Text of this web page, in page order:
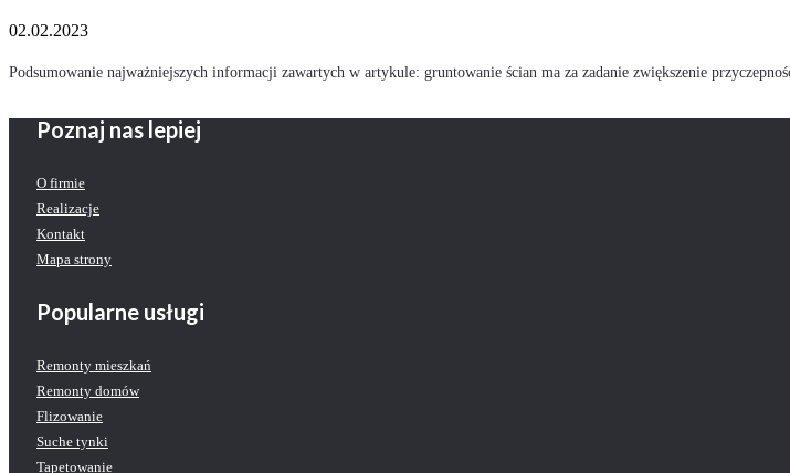
02.02.2023
Podsumowanie najważniejszych informacji zawartych w artykule: gruntowanie ścian ma za zadanie zwiększenie
Poznaj nas lepiej
O firmie
Realizacje
Kontakt
Mapa strony
Popularne usługi
Remonty mieszkań
Remonty domów
Flizowanie
Suche tynki
Tapetowanie